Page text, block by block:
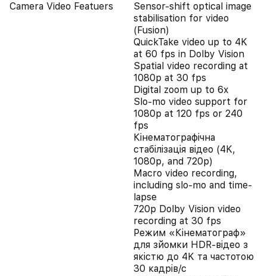
Camera Video Featuers
Sensor-shift optical image
stabilisation for video
(Fusion)
QuickTake video up to 4K
at 60 fps in Dolby Vision
Spatial video recording at
1080p at 30 fps
Digital zoom up to 6x
Slo‑mo video support for
1080p at 120 fps or 240
fps
Кінематографічна
стабілізація відео (4K,
1080p, and 720p)
Macro video recording,
including slo-mo and time-
lapse
720p Dolby Vision video
recording at 30 fps
Режим «Кінематограф»
для зйомки HDR‑відео з
якістю до 4K та частотою
30 кадрів/с